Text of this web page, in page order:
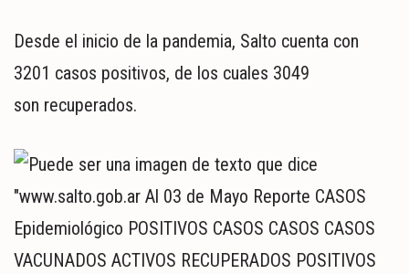
Desde el inicio de la pandemia, Salto cuenta con
3201 casos positivos, de los cuales 3049
son recuperados.